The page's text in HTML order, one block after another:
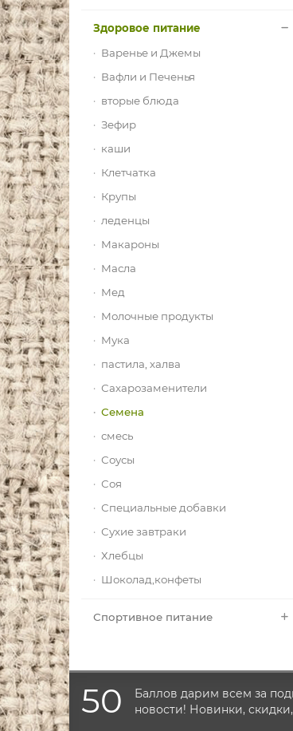
Здоровое питание
Варенье и Джемы
Вафли и Печенья
вторые блюда
Зефир
каши
Клетчатка
Крупы
леденцы
Макароны
Масла
Мед
Молочные продукты
Мука
пастила, халва
Сахарозаменители
Семена
смесь
Соусы
Соя
Специальные добавки
Сухие завтраки
Хлебцы
Шоколад,конфеты
Спортивное питание
50
Баллов дарим всем за
новости! Новинки,